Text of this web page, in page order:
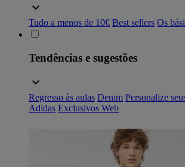
Tudo a menos de 10€ Best sellers Os
Tendências e sugestões
Regresso às aulas Denim Personalize
Adidas Exclusivos Web